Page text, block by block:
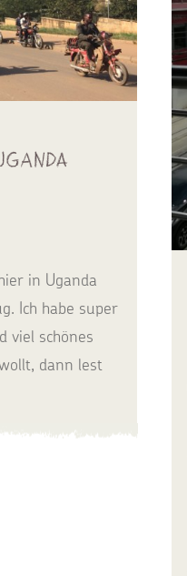
in Uganda
Ich habe super
viel schönes
dann lest